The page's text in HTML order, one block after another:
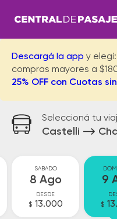
Descargá la app y elegí:
compras mayores a
25% OFF con Cuotas
Seleccioná tu
Castelli
SABADO
8 Ago
DESDE
$ 13.000
9
$